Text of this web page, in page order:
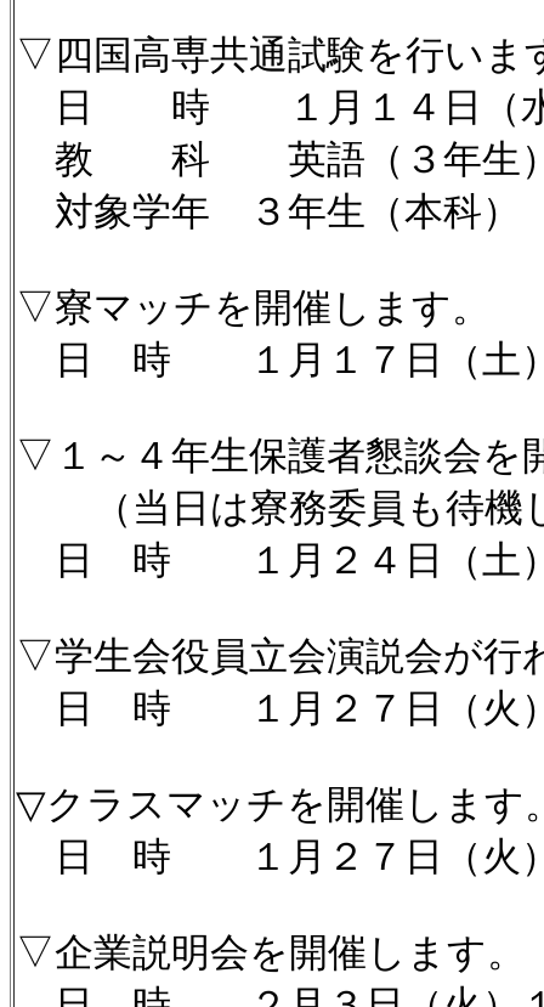
▽四国高専共通試験を行いま
日 時 １月１４日（
教 科 英語（３年生
対象学年 ３年生（本科
▽寮マッチを開催します。
日 時 １月１７日（土
▽１～４年生保護者懇談会を
（当日は寮務委員も待機
日 時 １月２４日（土
▽学生会役員立会演説会が行
日 時 １月２７日（火
▽クラスマッチを開催します
日 時 １月２７日（火
▽企業説明会を開催します。